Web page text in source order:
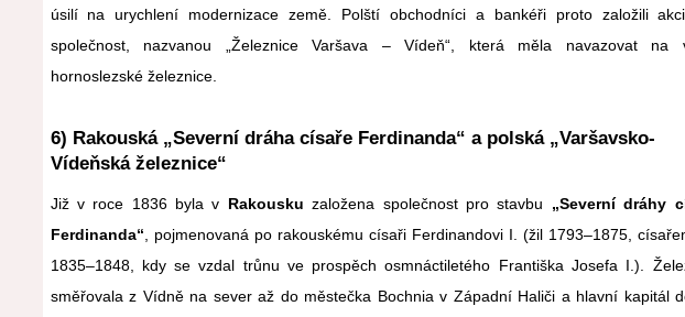
úsilí na urychlení modernizace země. Polští obchodníci a bankéři proto založili
společnost, nazvanou „Železnice Varšava – Vídeň“, která měla navazovat na
hornoslezské železnice.
6) Rakouská „Severní dráha císaře Ferdinanda“ a polská „Varšavsko-
Vídeňská železnice“
Již v roce 1836 byla v Rakousku založena společnost pro stavbu „Severní dráhy
Ferdinanda“, pojmenovaná po rakouskému císaři Ferdinandovi I. (žil 1793–1875,
1835–1848, kdy se vzdal trůnu ve prospěch osmnáctiletého Františka Josefa I.).
směřovala z Vídně na sever až do městečka Bochnia v Západní Haliči a hlavní kapitál